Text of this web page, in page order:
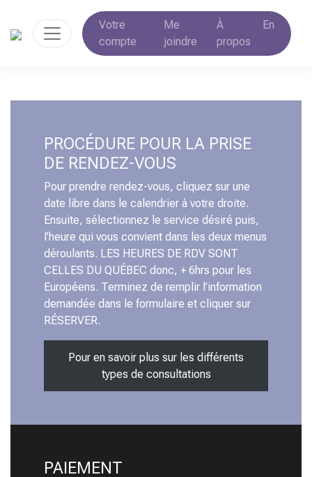
Votre
compte
Me
joindre
À
propos
En
PROCÉDURE POUR LA PRISE
DE RENDEZ-VOUS
Pour prendre rendez-vous, cliquez sur une
date libre dans le calendrier à votre droite.
Ensuite, sélectionnez le service désiré puis,
l’heure qui vous convient dans les deux menus
déroulants. LES HEURES DE RDV SONT
CELLES DU QUÉBEC donc, + 6hrs pour les
Européens. Terminez de remplir l’information
demandée dans le formulaire et cliquer sur
RÉSERVER.
Pour en savoir plus sur les différents
types de consultations
PAIEMENT